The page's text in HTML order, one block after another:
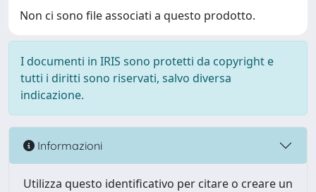
Non ci sono file associati a questo prodotto.
I documenti in IRIS sono protetti da copyright e
tutti i diritti sono riservati, salvo diversa
indicazione.
Informazioni
Utilizza questo identificativo per citare o creare un